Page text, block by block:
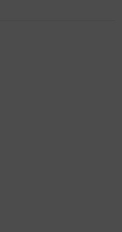
Sie mit der Tab-